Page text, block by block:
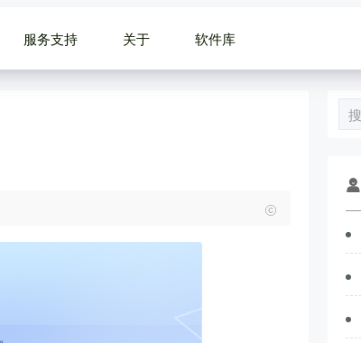
服务支持 关于 软件库